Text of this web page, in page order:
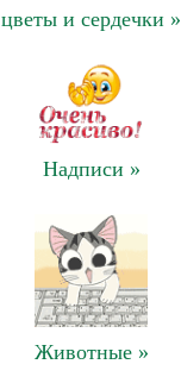
цветы и сердечки »
Надписи »
Животные »